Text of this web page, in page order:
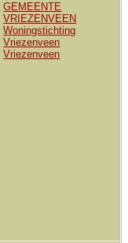
GEMEENTE
VRIEZENVEEN
Woningstichting
Vriezenveen
Vriezenveen